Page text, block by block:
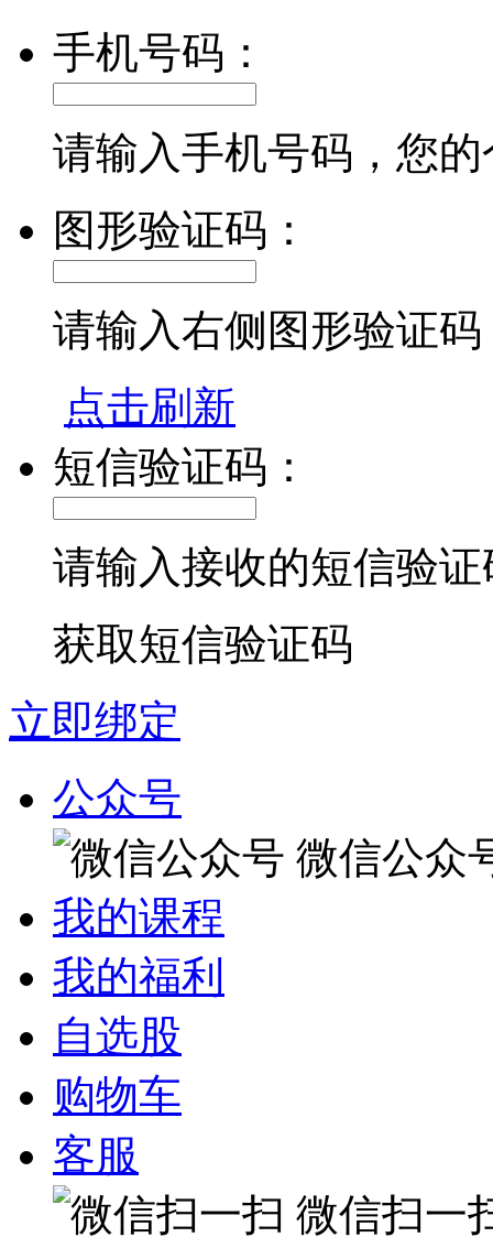
手机号码：
请输入手机号码，您
图形验证码：
请输入右侧图形验证码
点击刷新
短信验证码：
请输入接收的短信验证
获取短信验证码
立即绑定
公众号
微信公众
我的课程
我的福利
自选股
购物车
客服
微信扫一